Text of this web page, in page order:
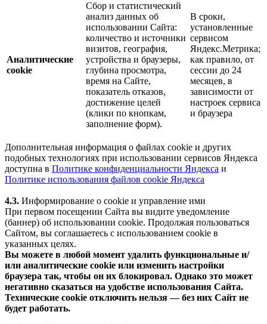
Аналитические
cookie
Сбор и статистический
анализ данных об
использовании Сайта:
количество и источники
визитов, география,
устройства и браузеры,
глубина просмотра,
время на Сайте,
показатель отказов,
достижение целей
(клики по кнопкам,
заполнение форм).
В сроки,
установленные
сервисом
Яндекс.Метрика;
как правило, от
сессии до 24
месяцев, в
зависимости от
настроек сервиса
и браузера
Дополнительная информация о файлах cookie и других
подобных технологиях при использовании сервисов Яндекса
доступна в Политике конфиденциальности Яндекса и
Политике использования файлов cookie Яндекса
4.3. Информирование о cookie и управление ими
При первом посещении Сайта вы видите уведомление
(баннер) об использовании cookie. Продолжая пользоваться
Сайтом, вы соглашаетесь с использованием cookie в
указанных целях.
Вы можете в любой момент удалить функциональные и/
или аналитические cookie или изменить настройки
браузера так, чтобы он их блокировал. Однако это может
негативно сказаться на удобстве использования Сайта.
Технические cookie отключить нельзя — без них Сайт не
будет работать.